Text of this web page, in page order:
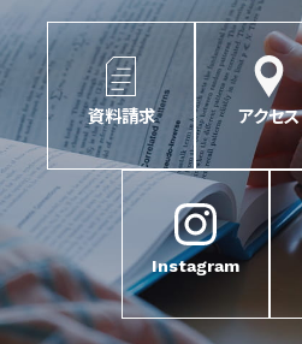
資料請求 アクセス
Instagram